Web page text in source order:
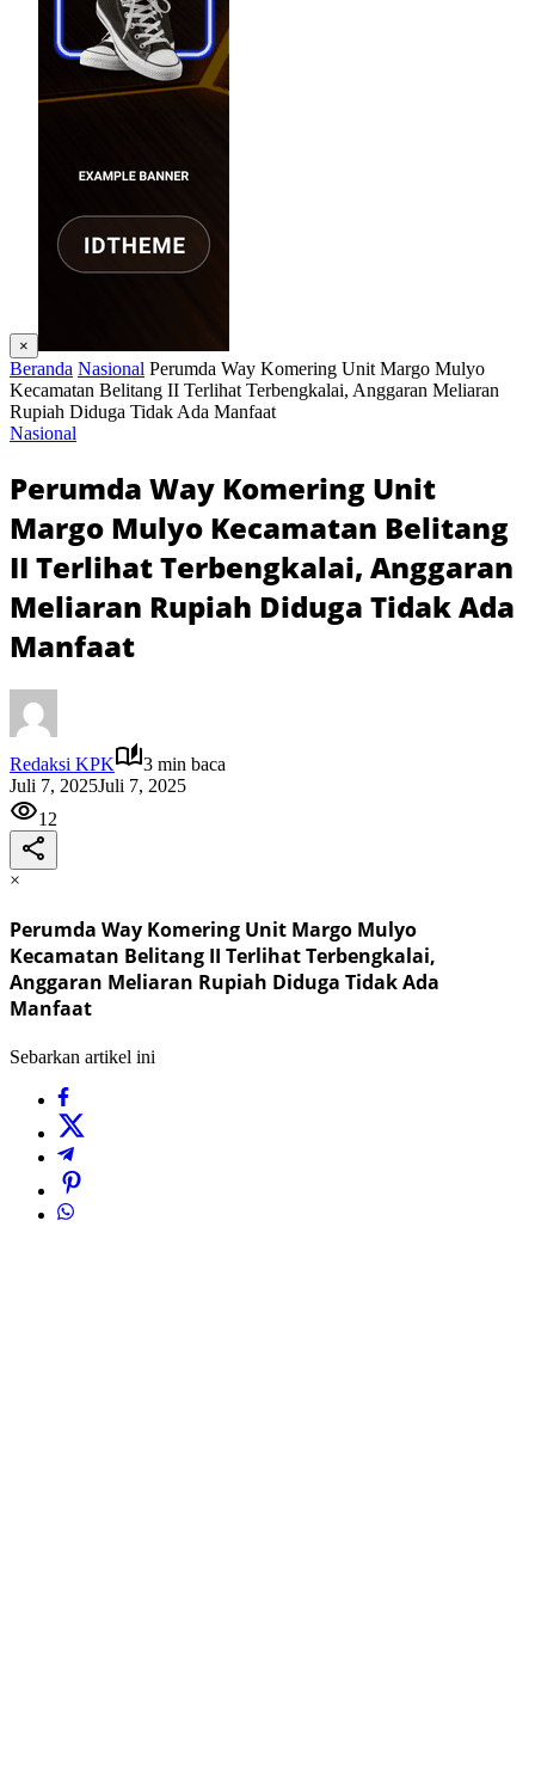
×
Beranda Nasional Perumda Way Komering Unit Margo Mulyo
Kecamatan Belitang II Terlihat Terbengkalai, Anggaran Meliaran
Rupiah Diduga Tidak Ada Manfaat
Nasional
Perumda Way Komering Unit
Margo Mulyo Kecamatan Belitang
II Terlihat Terbengkalai, Anggaran
Meliaran Rupiah Diduga Tidak Ada
Manfaat
Redaksi KPK
3 min baca
Juli 7, 2025Juli 7, 2025
12
×
Perumda Way Komering Unit Margo Mulyo
Kecamatan Belitang II Terlihat Terbengkalai,
Anggaran Meliaran Rupiah Diduga Tidak Ada
Manfaat
Sebarkan artikel ini